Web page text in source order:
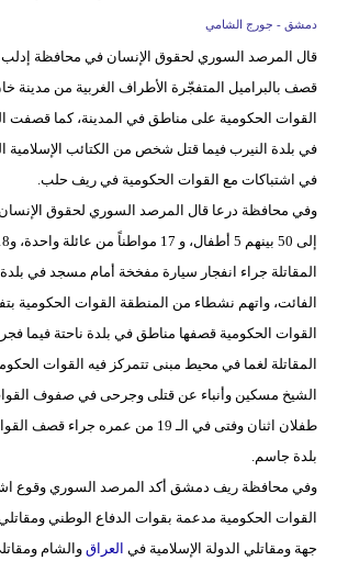
دمشق - جورج الشامي
قال المرصد السوري لحقوق الإنسان في محافظة
قصف بالبراميل المتفجّرة الأطراف الغربية من
القوات الحكومية على مناطق في المدينة، كما قصفت
في بلدة النيرب فيما قتل شخص من الكتائب الإسلامية
في اشتباكات مع القوات الحكومية في ريف حلب.
وفي محافظة درعا قال المرصد السوري لحقوق الإنسان
المقاتلة جراء انفجار سيارة مفخخة أمام مسجد في بلدة
الفائت، واتهم نشطاء من المنطقة القوات الحكومية
القوات الحكومية قصفها مناطق في بلدة ناحتة فيما
المقاتلة لغما في محيط مبنى تتمركز فيه القوات
الشيخ مسكين وأنباء عن قتلى وجرحى في صفوف
طفلان اثنان وفتى في الـ 19 من عمره
بلدة جاسم.
وفي محافظة ريف دمشق أكد المرصد السوري وقوع
القوات الحكومية مدعمة بقوات الدفاع الوطني
جهة ومقاتلي الدولة الإسلامية في العراق والشام